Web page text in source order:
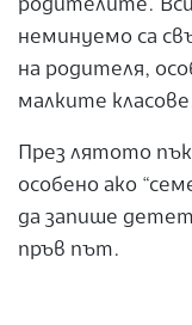
родителите.
неминуемо са
на родителя,
малките
През лятото
особено ако
да запише
пръв път.